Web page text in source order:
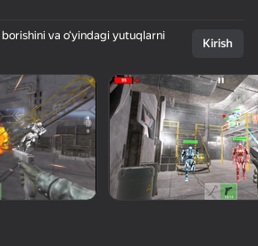
aylantiring
faqat gorizontal
ishlaydi
va o‘yindagi yutuqlarni
Kirish